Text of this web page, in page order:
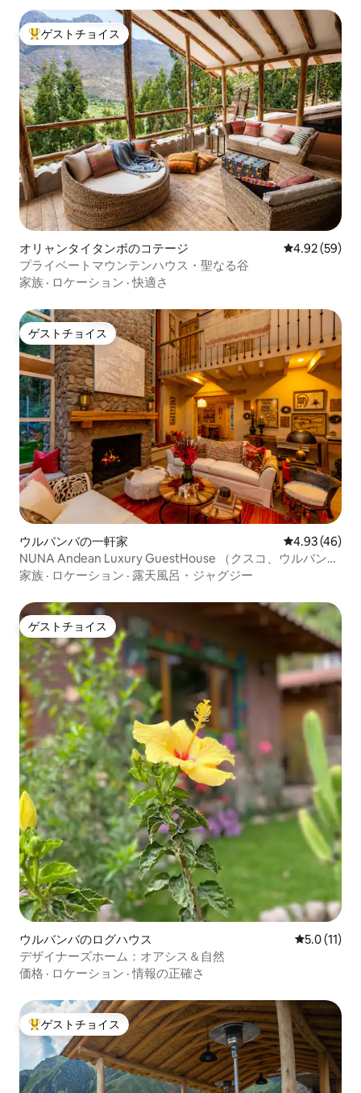
大好評のゲストチョイスです。
ゲストチョイス
オリャンタイタンボのコテージ レビュー59
4.92 (59)
プライベートマウンテンハウス・聖なる谷
家族 · ロケーション ·快適さ
ゲストチョイス
ゲストチョイス
ウルバンバの一軒家 レビュー46
4.93 (46)
NUNA Andean Luxury GuestHouse （クスコ、ウルバン
バ）
家族 · ロケーション · 露天風呂・ジャグジー
ゲストチョイス
ゲストチョイス
ウルバンバのログハウス レビュー11
5.0 (11)
デザイナーズホーム：オアシス＆自然
価格 · ロケーション ·情報の正確さ
大好評のゲストチョイスです。
ゲストチョイス